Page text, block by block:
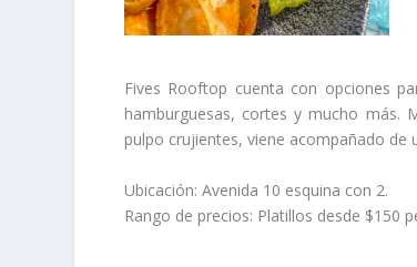
Fives Rooftop cuenta con opciones
hamburguesas, cortes y mucho más.
pulpo crujientes, viene acompañado de
Ubicación: Avenida 10 esquina con 2.
Rango de precios: Platillos desde $150